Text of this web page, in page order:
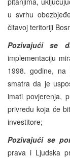
u svrhu
čitavoj teritoriji
Pozivajući se
implementaciju
1998. godine,
smatra da je
imati povjerenja,
privredu koja će
investitore;
Pozivajući se
prava i Ljudska